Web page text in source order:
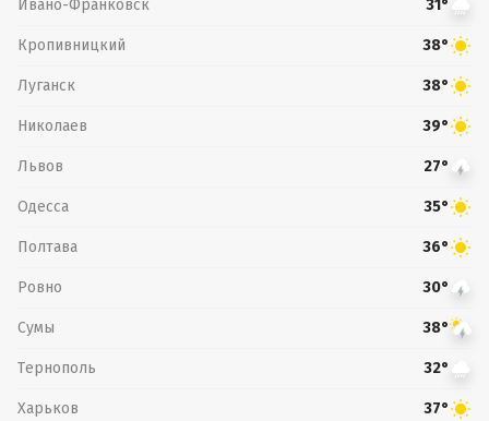
Ивано-Франковск 31°
Кропивницкий 38°
Луганск 38°
Николаев 39°
Львов 27°
Одесса 35°
Полтава 36°
Ровно 30°
Сумы 38°
Тернополь 32°
Харьков 37°